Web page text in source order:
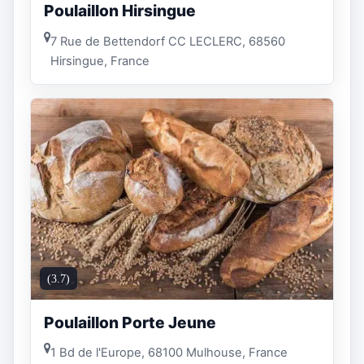
Poulaillon Hirsingue
7 Rue de Bettendorf CC LECLERC, 68560
Hirsingue, France
(3.7)
Poulaillon Porte Jeune
1 Bd de l'Europe, 68100 Mulhouse, France